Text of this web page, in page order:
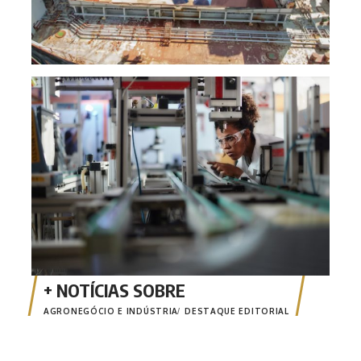
AGRONEGÓCIO E INDÚSTRIA DESTAQUE EDITORIAL